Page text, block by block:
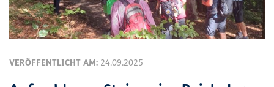
VERÖFFENTLICHT AM: 24.09.2025